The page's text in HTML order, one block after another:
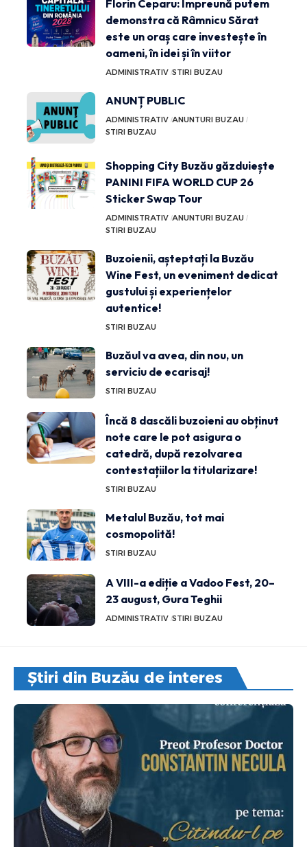
Florin Ceparu: Împreună putem
demonstra că Râmnicu Sărat
este un oraș care investește în
oameni, în idei și în viitor
ADMINISTRATIV STIRI BUZAU
ANUNȚ PUBLIC
ADMINISTRATIV ANUNTURI BUZAU
STIRI BUZAU
Shopping City Buzău găzduiește
PANINI FIFA WORLD CUP 26
Sticker Swap Tour
ADMINISTRATIV ANUNTURI BUZAU
STIRI BUZAU
Buzoienii, așteptați la Buzău
Wine Fest, un eveniment dedicat
gustului și experiențelor
autentice!
STIRI BUZAU
Buzăul va avea, din nou, un
serviciu de ecarisaj!
STIRI BUZAU
Încă 8 dascăli buzoieni au obținut
note care le pot asigura o
catedră, după rezolvarea
contestațiilor la titularizare!
STIRI BUZAU
Metalul Buzău, tot mai
cosmopolită!
STIRI BUZAU
A VIII-a ediție a Vadoo Fest, 20–
23 august, Gura Teghii
ADMINISTRATIV STIRI BUZAU
Știri din Buzău de interes